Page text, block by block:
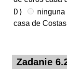
D)
ninguna
casa de
Zadanie